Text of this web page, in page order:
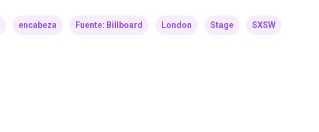
encabeza Fuente: Billboard London Stage SXSW